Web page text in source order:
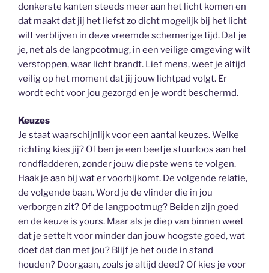
donkerste kanten steeds meer aan het licht komen en
dat maakt dat jij het liefst zo dicht mogelijk bij het licht
wilt verblijven in deze vreemde schemerige tijd. Dat je
je, net als de langpootmug, in een veilige omgeving wilt
verstoppen, waar licht brandt. Lief mens, weet je altijd
veilig op het moment dat jij jouw lichtpad volgt. Er
wordt echt voor jou gezorgd en je wordt beschermd.
Keuzes
Je staat waarschijnlijk voor een aantal keuzes. Welke
richting kies jij? Of ben je een beetje stuurloos aan het
rondfladderen, zonder jouw diepste wens te volgen.
Haak je aan bij wat er voorbijkomt. De volgende relatie,
de volgende baan. Word je de vlinder die in jou
verborgen zit? Of de langpootmug? Beiden zijn goed
en de keuze is yours. Maar als je diep van binnen weet
dat je settelt voor minder dan jouw hoogste goed, wat
doet dat dan met jou? Blijf je het oude in stand
houden? Doorgaan, zoals je altijd deed? Of kies je voor